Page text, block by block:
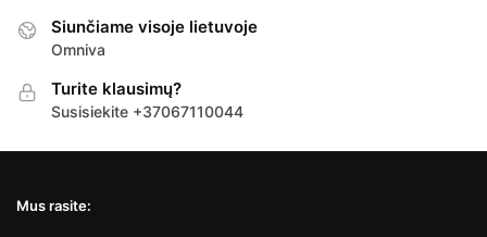
Siunčiame visoje lietuvoje
Omniva
Turite klausimų?
Susisiekite +37067110044
Mus rasite: